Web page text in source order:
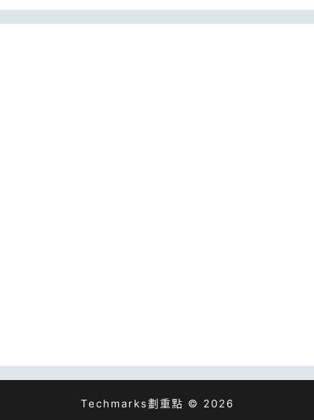
Techmarks劃重點 © 2026